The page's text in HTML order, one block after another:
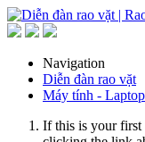
Navigation
Diễn đàn rao vặt
Máy tính - Laptop
If this is your first